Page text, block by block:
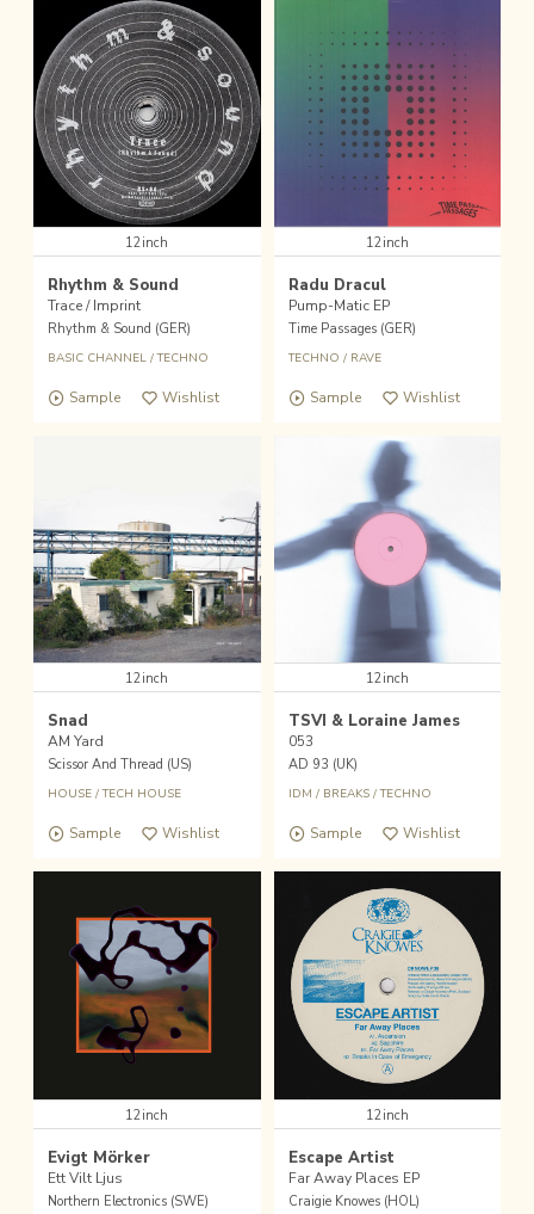
12inch
Rhythm & Sound
Trace / Imprint
Rhythm & Sound (GER)
BASIC CHANNEL/TECHNO
Sample Wishlist
12inch
Radu Dracul
Pump-Matic EP
Time Passages (GER)
TECHNO / RAVE
Sample Wishlist
12inch
Snad
AM Yard
Scissor And Thread (US)
HOUSE/TECH HOUSE
Sample Wishlist
12inch
TSVI & Loraine James
053
AD 93 (UK)
IDM / BREAKS/TECHNO
Sample Wishlist
12inch
Evigt Mörker
Ett Vilt Ljus
Northern Electronics (SWE)
12inch
Escape Artist
Far Away Places EP
Craigie Knowes (HOL)